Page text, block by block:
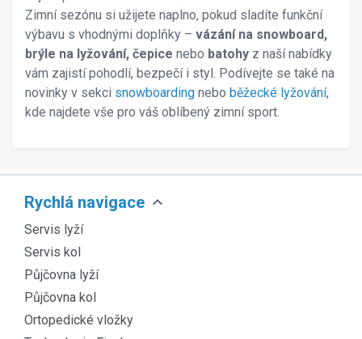
Zimní sezónu si užijete naplno, pokud sladíte funkční
výbavu s vhodnými doplňky – vázání na snowboard,
brýle na lyžování, čepice nebo batohy z naší nabídky
vám zajistí pohodlí, bezpečí i styl. Podívejte se také na
novinky v sekci snowboarding nebo běžecké lyžování,
kde najdete vše pro váš oblíbený zimní sport.
Rychlá navigace expand_more
Servis lyží
Servis kol
Půjčovna lyží
Půjčovna kol
Ortopedické vložky